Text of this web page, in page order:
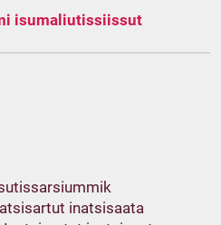
isumaliutissiissut
inatsisaata